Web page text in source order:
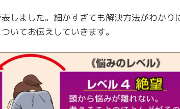
しました。細かすぎても解決方法がわか
いてお伝えしていきます。